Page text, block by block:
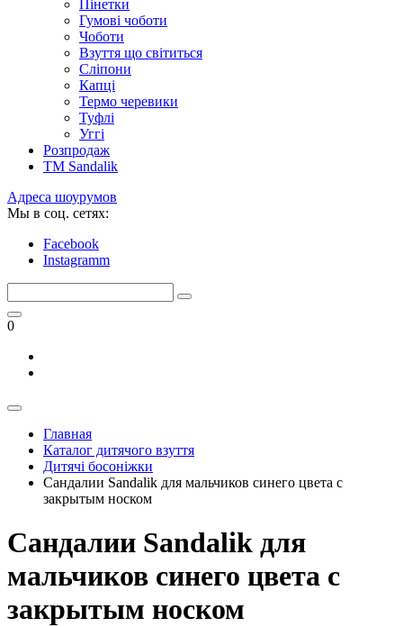
Пінетки
Гумові чоботи
Чоботи
Взуття що світиться
Сліпони
Капці
Термо черевики
Туфлі
Уггі
Розпродаж
TM Sandalik
Адреса шоурумов
Мы в соц. сетях:
Facebook
Instagramm
0
Главная
Каталог дитячого взуття
Дитячі босоніжки
Сандалии Sandalik для мальчиков синего цвета с
закрытым носком
Сандалии Sandalik для
мальчиков синего цвета с
закрытым носком